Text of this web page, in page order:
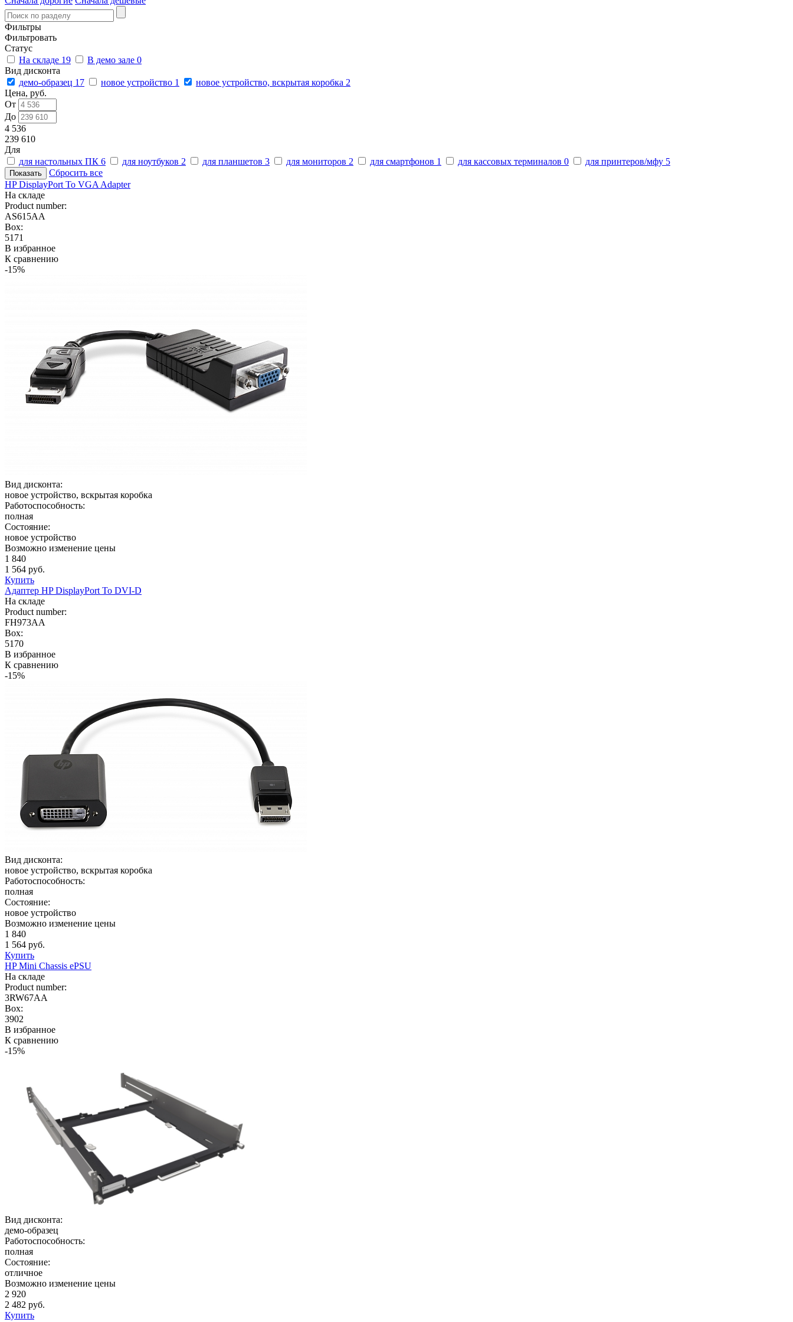
Фильтры
Фильтровать
Статус
На складе 19 В демо зале 0
Вид дисконта
демо-образец 17 новое устройство 1 новое устройство, вскрытая коробка 2
Цена, руб.
От
До
4 536
239 610
Для
для настольных ПК 6 для ноутбуков 2 для планшетов 3 для мониторов 2 для смартфонов 1 для кассовых терминалов 0 для принтеров/мфу 5
Сбросить все
HP DisplayPort To VGA Adapter
На складе
Product number:
AS615AA
Box:
5171
В избранное
К сравнению
-15%
Вид дисконта:
новое устройство, вскрытая коробка
Работоспособность:
полная
Состояние:
новое устройство
Возможно изменение цены
1 840
1 564 руб.
Купить
Адаптер HP DisplayPort To DVI-D
На складе
Product number:
FH973AA
Box:
5170
В избранное
К сравнению
-15%
Вид дисконта:
новое устройство, вскрытая коробка
Работоспособность:
полная
Состояние:
новое устройство
Возможно изменение цены
1 840
1 564 руб.
Купить
HP Mini Chassis ePSU
На складе
Product number:
3RW67AA
Box:
3902
В избранное
К сравнению
-15%
Вид дисконта:
демо-образец
Работоспособность:
полная
Состояние:
отличное
Возможно изменение цены
2 920
2 482 руб.
Купить